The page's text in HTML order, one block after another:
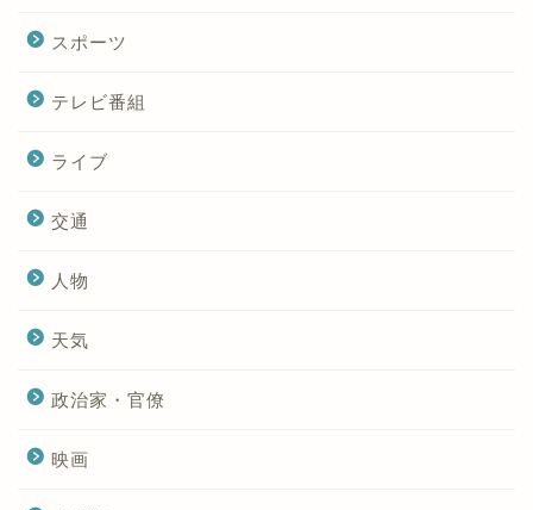
スポーツ
テレビ番組
ライブ
交通
人物
天気
政治家・官僚
映画